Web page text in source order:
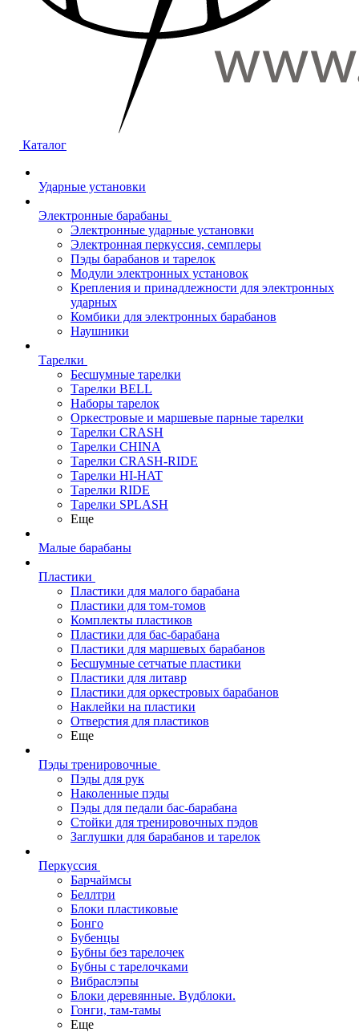
Каталог
Ударные установки
Электронные барабаны
Электронные ударные установки
Электронная перкуссия, семплеры
Пэды барабанов и тарелок
Модули электронных установок
Крепления и принадлежности для электронных
ударных
Комбики для электронных барабанов
Наушники
Тарелки
Бесшумные тарелки
Тарелки BELL
Наборы тарелок
Оркестровые и маршевые парные тарелки
Тарелки CRASH
Тарелки CHINA
Тарелки CRASH-RIDE
Тарелки HI-HAT
Тарелки RIDE
Тарелки SPLASH
Еще
Малые барабаны
Пластики
Пластики для малого барабана
Пластики для том-томов
Комплекты пластиков
Пластики для бас-барабана
Пластики для маршевых барабанов
Бесшумные сетчатые пластики
Пластики для литавр
Пластики для оркестровых барабанов
Наклейки на пластики
Отверстия для пластиков
Еще
Пэды тренировочные
Пэды для рук
Наколенные пэды
Пэды для педали бас-барабана
Стойки для тренировочных пэдов
Заглушки для барабанов и тарелок
Перкуссия
Барчаймсы
Беллтри
Блоки пластиковые
Бонго
Бубенцы
Бубны без тарелочек
Бубны с тарелочками
Вибраслэпы
Блоки деревянные. Вудблоки.
Гонги, там-тамы
Еще